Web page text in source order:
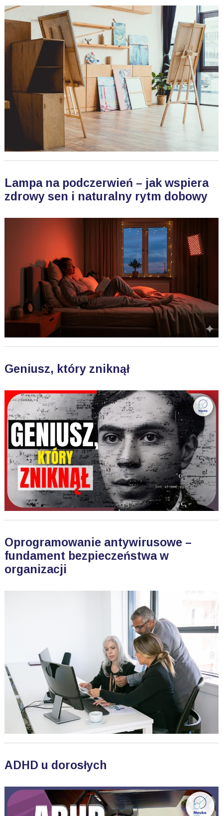
Lampa na podczerwień – jak wspiera
zdrowy sen i naturalny rytm dobowy
Geniusz, który zniknął
Oprogramowanie antywirusowe –
fundament bezpieczeństwa w
organizacji
ADHD u dorosłych